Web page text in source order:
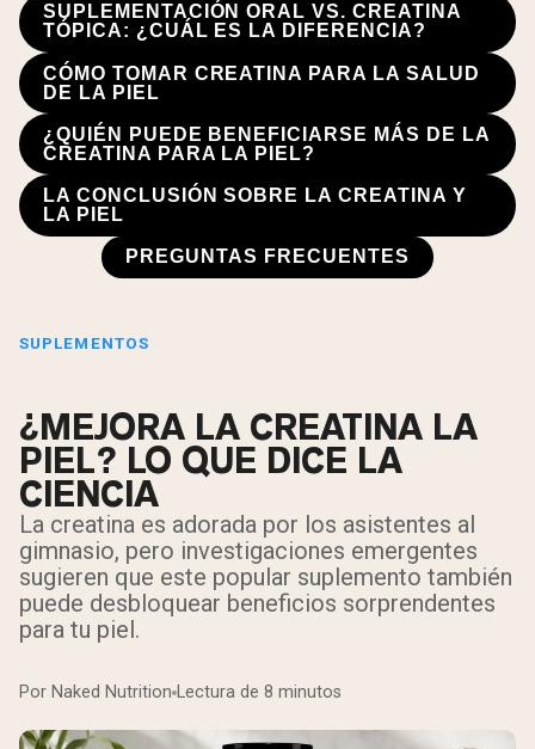
SUPLEMENTACIÓN ORAL VS. CREATINA
TÓPICA: ¿CUÁL ES LA DIFERENCIA?
CÓMO TOMAR CREATINA PARA LA SALUD
DE LA PIEL
¿QUIÉN PUEDE BENEFICIARSE MÁS DE LA
CREATINA PARA LA PIEL?
LA CONCLUSIÓN SOBRE LA CREATINA Y
LA PIEL
PREGUNTAS FRECUENTES
SUPLEMENTOS
¿MEJORA LA CREATINA LA
PIEL? LO QUE DICE LA
CIENCIA
La creatina es adorada por los asistentes al
gimnasio, pero investigaciones emergentes
sugieren que este popular suplemento también
puede desbloquear beneficios sorprendentes
para tu piel.
Por Naked Nutrition Lectura de 8 minutos